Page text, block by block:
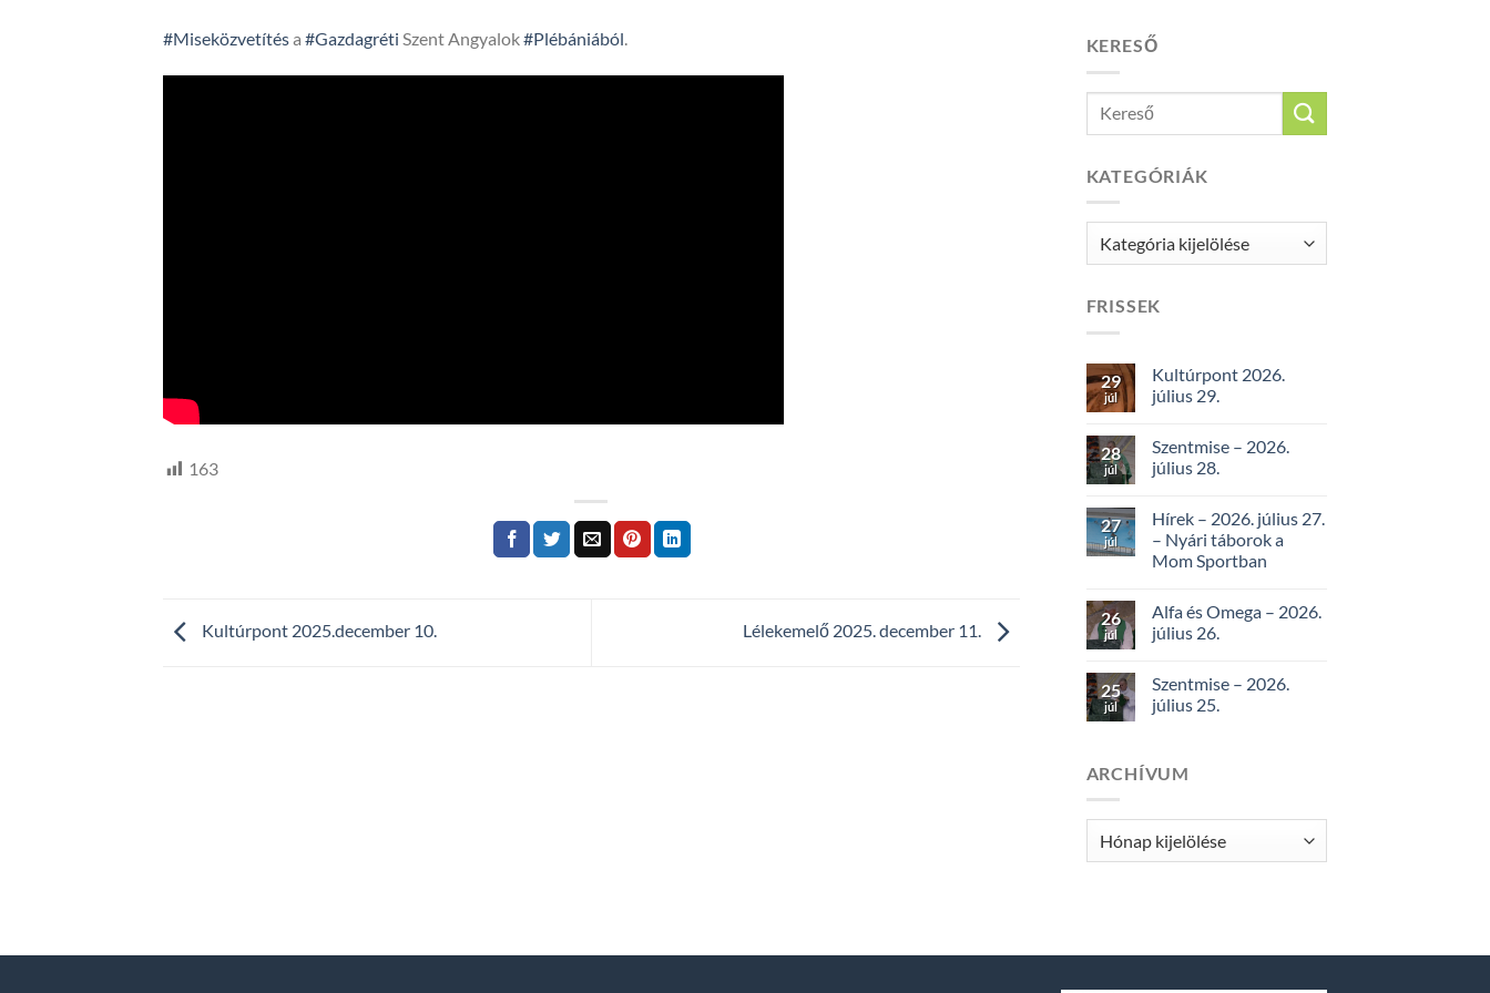
#Miseközvetítésa #Gazdagréti Szent Angyalok#Plébániából.
163
Kultúrpont 2025.december 10. Lélekemelő 2025. december 11.
KERESŐ
KATEGÓRIÁK
Kategóriák
FRISSEK
29
júl
Kultúrpont 2026.
július 29.
28
júl
Szentmise – 2026.
július 28.
27
júl
Hírek – 2026. július 27.
– Nyári táborok a
Mom Sportban
26
júl
Alfa és Omega – 2026.
július 26.
25
júl
Szentmise – 2026.
július 25.
ARCHÍVUM
Archívum